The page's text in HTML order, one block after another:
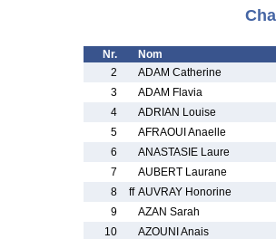
Nr. Nom
2
ADAM Catherine
3
ADAM Flavia
4
ADRIAN Louise
5
AFRAOUI Anaelle
6
ANASTASIE Laure
7
AUBERT Laurane
8
ff AUVRAY Honorine
9
AZAN Sarah
10
AZOUNI Anais